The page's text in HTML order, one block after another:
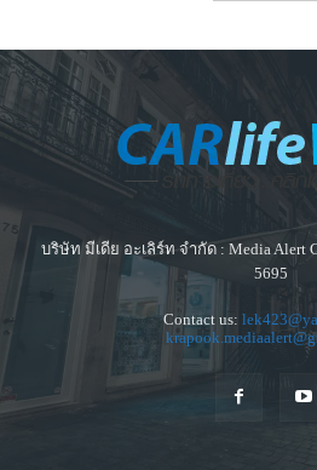
บริษัท มีเดีย อะเลิร์ท จำกัด : Media Alert
5695
Contact us: